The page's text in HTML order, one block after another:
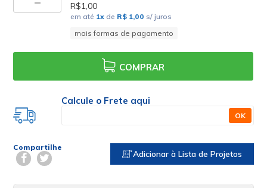
R$1,00
em até 1x de R$ 1,00 s/ juros
mais formas de pagamento
COMPRAR
Calcule o Frete aqui
OK
Compartilhe
Adicionar à Lista de Projetos